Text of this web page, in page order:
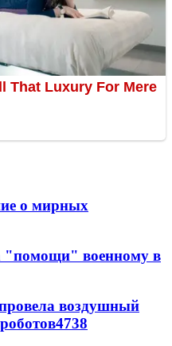
о мирных
военному в
воздушный
4738